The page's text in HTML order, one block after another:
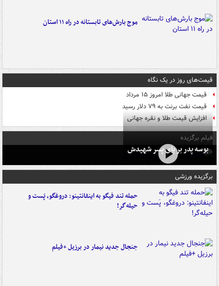
موج بارش‌های تابستانه در راه ۱۱ استان
قیمت‌های روز در یک نگاه
قیمت جهانی طلا امروز ۱۵ مرداد
قیمت نفت برنت به ۷۹ دلار رسید
افزایش قیمت طلا و نقره جهانی
فیلم برگزیده
بوسه‌ پدر بر پای پسر شهیدش
برگزیده ورزشی
حمله تند فیگو به اینفانتینو: دروغگو، پَست‌ و
حیله‌گر!
جنجال جدید نیمار در برزیل +فیلم